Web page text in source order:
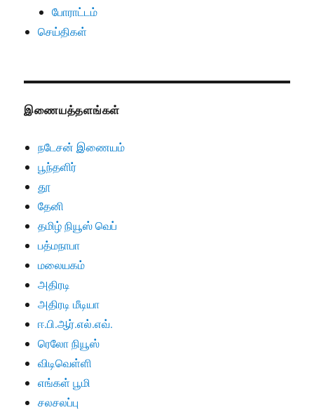
போராட்டம்
செய்திகள்
இணையத்தளங்கள்
நடேசன் இணையம்
பூந்தளிர்
தூ
தேனி
தமிழ் நியூஸ் வெப்
பத்மநாபா
மலையகம்
அதிரடி
அதிரடி மீடியா
ஈ.பி.ஆர்.எல்.எவ்.
ரெலோ நியூஸ்
விடிவெள்ளி
எங்கள் பூமி
சலசலப்பு